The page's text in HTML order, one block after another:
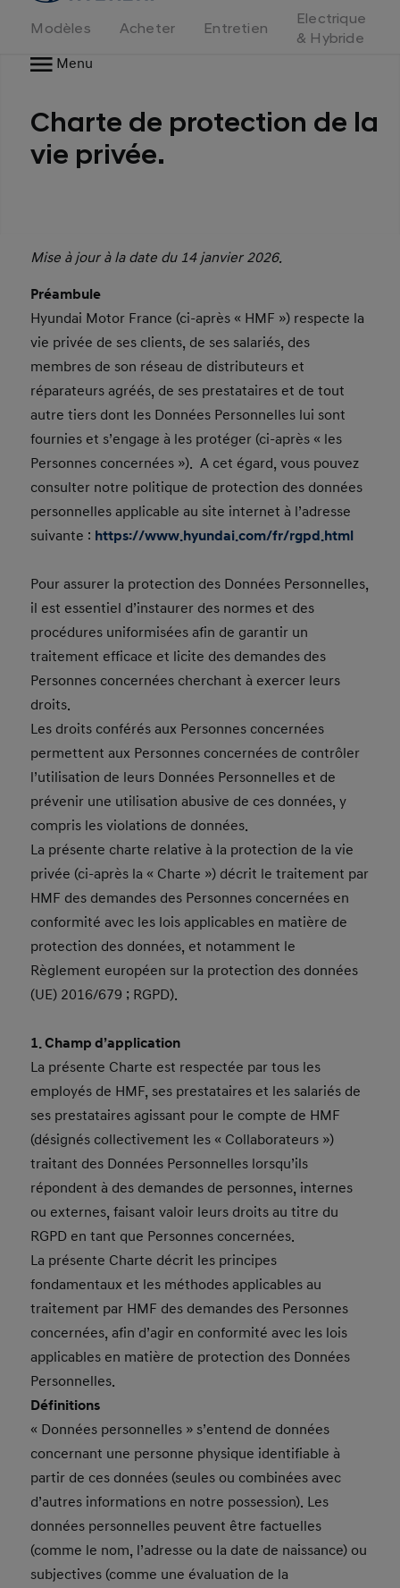
d'accueil
Modèles Acheter Entretien
Electrique
& Hybride
Menu
Charte de protection de la
vie privée.
Mise à jour à la date du 14 janvier 2026.
Préambule
Hyundai Motor France (ci-après « HMF ») respecte la
vie privée de ses clients, de ses salariés, des
membres de son réseau de distributeurs et
réparateurs agréés, de ses prestataires et de tout
autre tiers dont les Données Personnelles lui sont
fournies et s’engage à les protéger (ci-après « les
Personnes concernées »). A cet égard, vous pouvez
consulter notre politique de protection des données
personnelles applicable au site internet à l’adresse
suivante : https://www.hyundai.com/fr/rgpd.html
Pour assurer la protection des Données Personnelles,
il est essentiel d’instaurer des normes et des
procédures uniformisées afin de garantir un
traitement efficace et licite des demandes des
Personnes concernées cherchant à exercer leurs
droits.
Les droits conférés aux Personnes concernées
permettent aux Personnes concernées de contrôler
l’utilisation de leurs Données Personnelles et de
prévenir une utilisation abusive de ces données, y
compris les violations de données.
La présente charte relative à la protection de la vie
privée (ci-après la « Charte ») décrit le traitement par
HMF des demandes des Personnes concernées en
conformité avec les lois applicables en matière de
protection des données, et notamment le
Règlement européen sur la protection des données
(UE) 2016/679 ; RGPD).
1. Champ d’application
La présente Charte est respectée par tous les
employés de HMF, ses prestataires et les salariés de
ses prestataires agissant pour le compte de HMF
(désignés collectivement les « Collaborateurs »)
traitant des Données Personnelles lorsqu’ils
répondent à des demandes de personnes, internes
ou externes, faisant valoir leurs droits au titre du
RGPD en tant que Personnes concernées.
La présente Charte décrit les principes
fondamentaux et les méthodes applicables au
traitement par HMF des demandes des Personnes
concernées, afin d’agir en conformité avec les lois
applicables en matière de protection des Données
Personnelles.
Définitions
« Données personnelles » s’entend de données
concernant une personne physique identifiable à
partir de ces données (seules ou combinées avec
d’autres informations en notre possession). Les
données personnelles peuvent être factuelles
(comme le nom, l’adresse ou la date de naissance) ou
subjectives (comme une évaluation de la